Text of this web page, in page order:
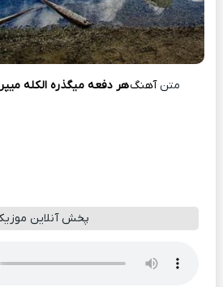
متنآهنگهر دفعه میگذره الکله
پخش آنلاین